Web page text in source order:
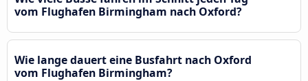
vom Flughafen Birmingham nach Oxford?
Wie lange dauert eine Busfahrt nach Oxford
vom Flughafen Birmingham?